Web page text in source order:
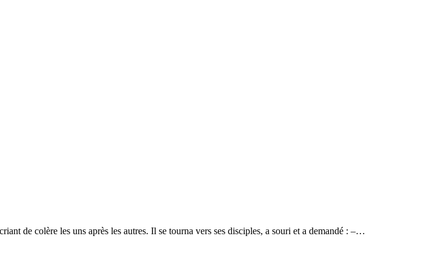
de colère les uns après les autres. Il se tourna vers ses disciples, a souri et a demandé : –…